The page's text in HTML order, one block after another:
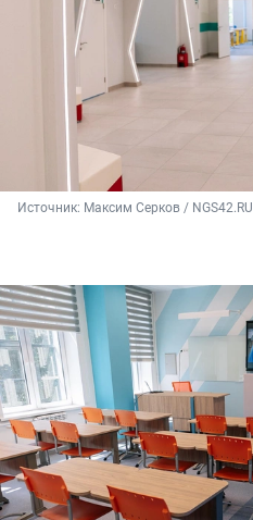
Источник: Максим Серков / NGS42.RU